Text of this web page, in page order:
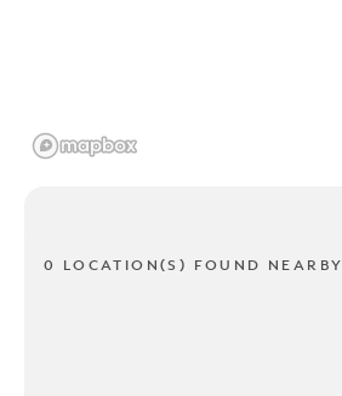
0 LOCATION(S) FOUND NEARBY